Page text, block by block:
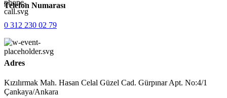
Telefon Numarası
0 312 230 02 79
Adres
Kızılırmak Mah. Hasan Celal Güzel Cad. Gürpınar Apt. No:4/1
Çankaya/Ankara